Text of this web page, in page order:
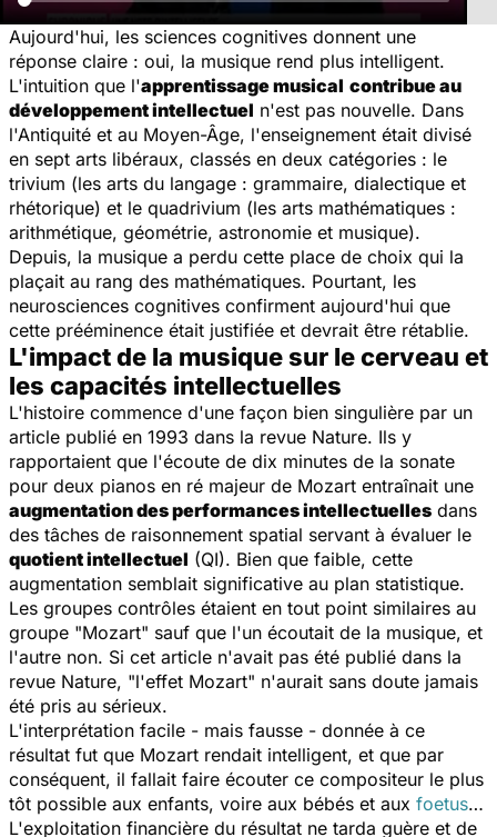
Aujourd'hui, les sciences cognitives donnent une
réponse claire : oui, la musique rend plus intelligent.
L'intuition que l'apprentissage musical contribue au
développement intellectuel n'est pas nouvelle. Dans
l'Antiquité et au Moyen-Âge, l'enseignement était divisé
en sept arts libéraux, classés en deux catégories : le
trivium (les arts du langage : grammaire, dialectique et
rhétorique) et le quadrivium (les arts mathématiques :
arithmétique, géométrie, astronomie et musique).
Depuis, la musique a perdu cette place de choix qui la
plaçait au rang des mathématiques. Pourtant, les
neurosciences cognitives confirment aujourd'hui que
cette prééminence était justifiée et devrait être rétablie.
L'impact de la musique sur le cerveau et
les capacités intellectuelles
L'histoire commence d'une façon bien singulière par un
article publié en 1993 dans la revue Nature. Ils y
rapportaient que l'écoute de dix minutes de la sonate
pour deux pianos en ré majeur de Mozart entraînait une
augmentation des performances intellectuelles dans
des tâches de raisonnement spatial servant à évaluer le
quotient intellectuel (QI). Bien que faible, cette
augmentation semblait significative au plan statistique.
Les groupes contrôles étaient en tout point similaires au
groupe "Mozart" sauf que l'un écoutait de la musique, et
l'autre non. Si cet article n'avait pas été publié dans la
revue Nature, "l'effet Mozart" n'aurait sans doute jamais
été pris au sérieux.
L'interprétation facile - mais fausse - donnée à ce
résultat fut que Mozart rendait intelligent, et que par
conséquent, il fallait faire écouter ce compositeur le plus
tôt possible aux enfants, voire aux bébés et aux foetus…
L'exploitation financière du résultat ne tarda guère et de